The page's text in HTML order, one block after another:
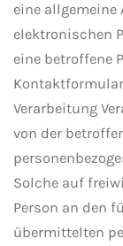
eine allgemeine
elektronischen
eine betroffene
Verarbeitung
von der
Solche auf
Person an den
übermittelten